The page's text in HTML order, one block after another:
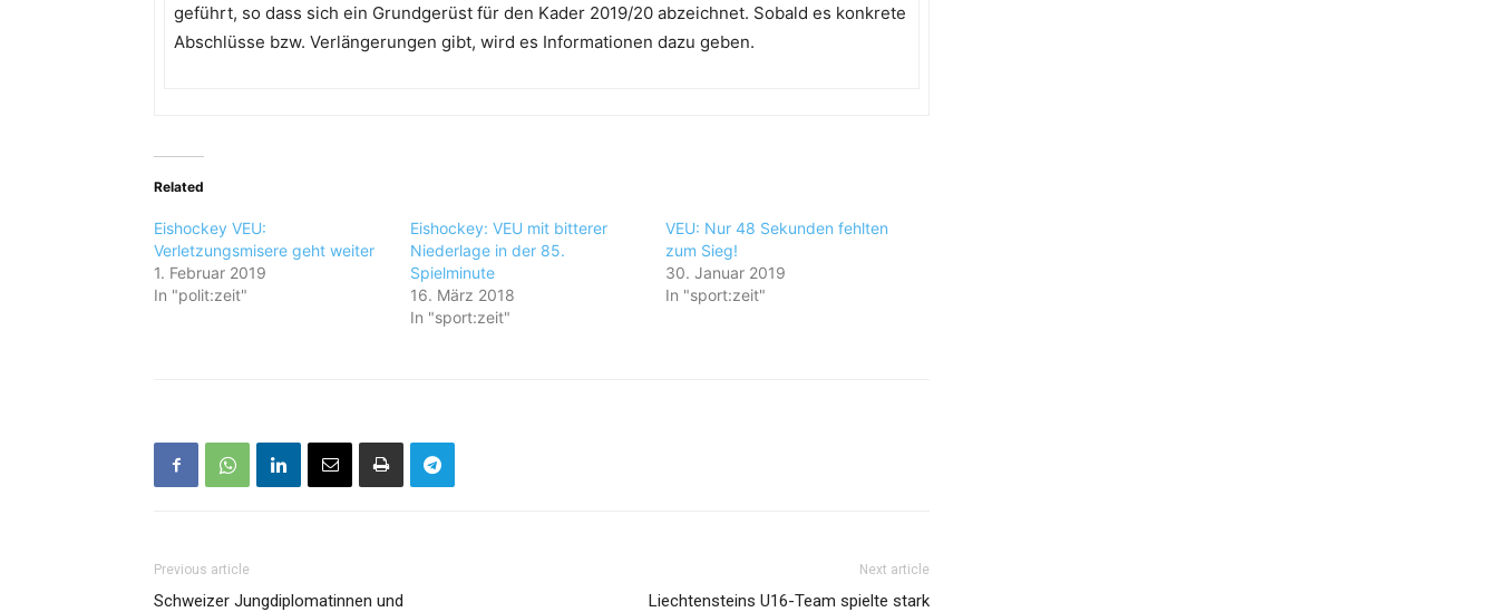
geführt, so dass sich ein Grundgerüst für den Kader 2019/20 abzeichnet. Sobald es konkrete
Abschlüsse bzw. Verlängerungen gibt, wird es Informationen dazu geben.
Related
Eishockey VEU:
Verletzungsmisere geht weiter
1. Februar 2019
In "polit:zeit"
Eishockey: VEU mit bitterer
Niederlage in der 85.
Spielminute
16. März 2018
In "sport:zeit"
VEU: Nur 48 Sekunden fehlten
zum Sieg!
30. Januar 2019
In "sport:zeit"
Previous article
Schweizer Jungdiplomatinnen und
Next article
Liechtensteins U16-Team spielte stark